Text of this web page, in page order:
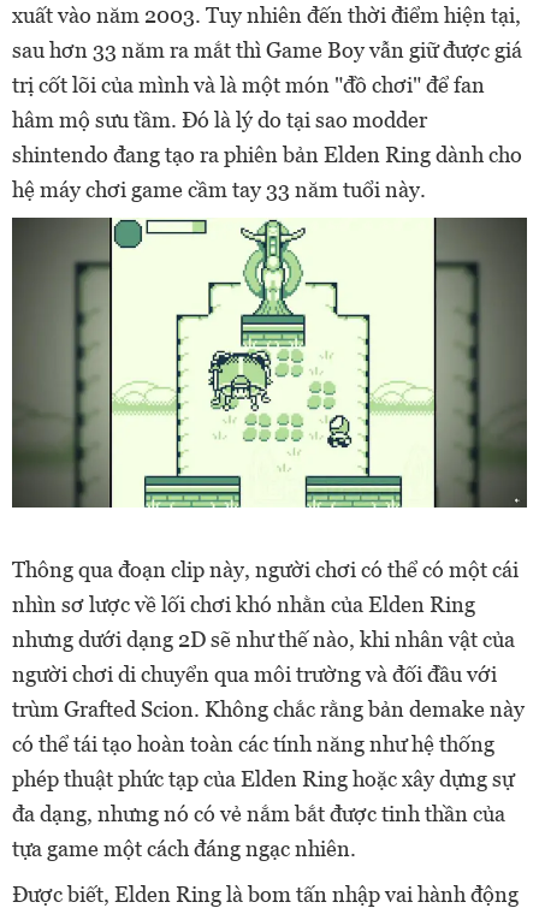
xuất vào năm 2003. Tuy nhiên đến thời điểm hiện tại,
sau hơn 33 năm ra mắt thì Game Boy vẫn giữ được giá
trị cốt lõi của mình và là một món "đồ chơi" để fan
hâm mộ sưu tầm. Đó là lý do tại sao modder
shintendo đang tạo ra phiên bản Elden Ring dành cho
hệ máy chơi game cầm tay 33 năm tuổi này.
Thông qua đoạn clip này, người chơi có thể có một cái
nhìn sơ lược về lối chơi khó nhằn của Elden Ring
nhưng dưới dạng 2D sẽ như thế nào, khi nhân vật của
người chơi di chuyển qua môi trường và đối đầu với
trùm Grafted Scion. Không chắc rằng bản demake này
có thể tái tạo hoàn toàn các tính năng như hệ thống
phép thuật phức tạp của Elden Ring hoặc xây dựng sự
đa dạng, nhưng nó có vẻ nắm bắt được tinh thần của
tựa game một cách đáng ngạc nhiên.
Được biết, Elden Ring là bom tấn nhập vai hành động